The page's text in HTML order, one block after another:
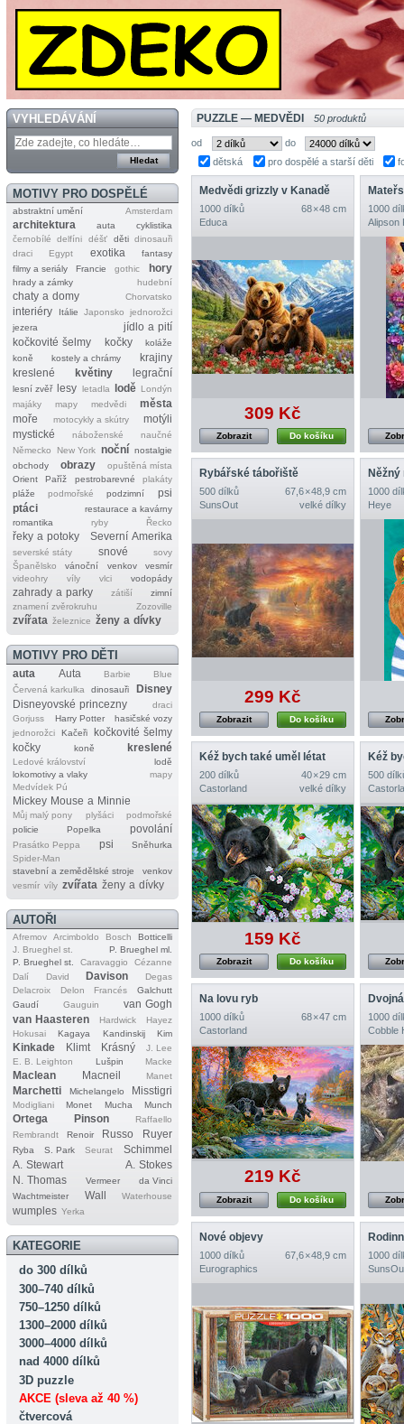
VYHLEDÁVÁNÍ
MOTIVY PRO DOSPĚLÉ
abstraktní umění Amsterdam
architektura auta
cyklistika
černobílé
delfíni déšť děti dinosauři
draci
Egypt exotika
fantasy
filmy a seriály
Francie gothic hory
hrady a zámky hudební
chaty a domy Chorvatsko
interiéry Itálie Japonsko
jednorožci
jezera
jídlo a pití
kočkovité šelmy
kočky
koláže
koně
kostely a chrámy
krajiny
kreslené
květiny legrační
lesní zvěř lesy letadla lodě Londýn
majáky
mapy medvědi
města
moře
motocykly a skútry
motýli
mystické
náboženské
naučné
Německo
New York noční nostalgie
obchody
obrazy
opuštěná místa
Orient
Paříž pestrobarevné
plakáty
pláže
podmořské podzimní
psi
ptáci
restaurace a kavárny
romantika
ryby Řecko
řeky a potoky Severní Amerika
severské státy snové
sovy
Španělsko
vánoční venkov
vesmír
videohry
víly vlci vodopády
zahrady a parky zátiší
zimní
znamení zvěrokruhu
Zozoville
zvířata železnice ženy a dívky
MOTIVY PRO DĚTI
auta Auta Barbie
Blue
Červená karkulka
dinosauři
Disney
Disneyovské princezny
draci
Gorjuss
Harry Potter
hasičské vozy
jednorožci
Kačeři
kočkovité šelmy
kočky
koně kreslené
Ledové království
lodě
lokomotivy a vlaky
mapy
Medvídek Pú
Mickey Mouse a Minnie
Můj malý pony plyšáci
podmořské
policie
Popelka povolání
Prasátko Peppa psi
Sněhurka
Spider‐Man
stavební a zemědělské stroje
venkov
vesmír víly zvířata ženy a dívky
AUTOŘI
Afremov Arcimboldo Bosch
Botticelli
J. Brueghel st.
P. Brueghel ml.
P. Brueghel st.
Caravaggio
Cézanne
Dalí
David Davison
Degas
Delacroix
Delon Francés
Galchutt
Gaudí
Gauguin
van Gogh
van Haasteren
Hardwick
Hayez
Hokusai
Kagaya Kandinskij Kim
Kinkade Klimt Krásný
J. Lee
E. B. Leighton
Lušpin Macke
Maclean Macneil Manet
Marchetti Michelangelo Misstigri
Modigliani Monet Mucha Munch
Ortega Pinson
Raffaello
Rembrandt
Renoir Russo Ruyer
Ryba S. Park Seurat
Schimmel
A. Stewart
A. Stokes
N. Thomas
Vermeer
da Vinci
Wachtmeister
Wall Waterhouse
wumples Yerka
KATEGORIE
do 300 dílků
300–740 dílků
750–1250 dílků
1300–2000 dílků
3000–4000 dílků
nad 4000 dílků
3D puzzle
AKCE (sleva až 40 %)
čtvercová
PUZZLE — MEDVĚDI 50 produktů
od
do
dětská
pro dospělé a starší děti
Medvědi grizzly v Kanadě
1000 dílků
68 × 48 cm
Educa
309 Kč
Do košíku
Zobrazit
1000
Alipson
Rybářské tábořiště
500 dílků
67,6 × 48,9 cm
SunsOut
velké dílky
299 Kč
Do košíku
Zobrazit
1000
Heye
Kéž bych také uměl létat
200 dílků
40 × 29 cm
Castorland
velké dílky
159 Kč
Do košíku
Zobrazit
Kéž
500
Na lovu ryb
1000 dílků
68 × 47 cm
Castorland
219 Kč
Do košíku
Zobrazit
1000
Cobble
Nové objevy
1000 dílků
67,6 × 48,9 cm
Eurographics
1000